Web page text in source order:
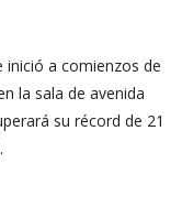
a comienzos de
la sala de avenida
su récord de 21